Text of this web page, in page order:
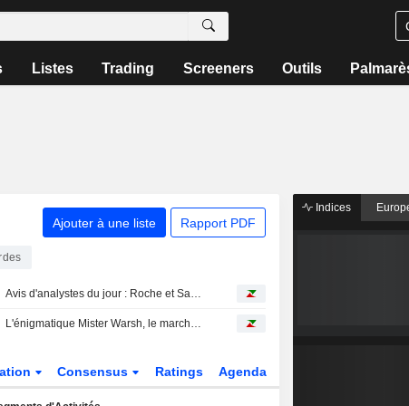
Listes Trading Screeners Outils
Ajouter à une liste Rapport PDF
Avis d'analystes du jour : Roche et Sandoz séduisent, UBS dégrade sèchement Sopra
L'énigmatique Mister Warsh, le marché du travail et les taux
Consensus Ratings Agenda
Indices